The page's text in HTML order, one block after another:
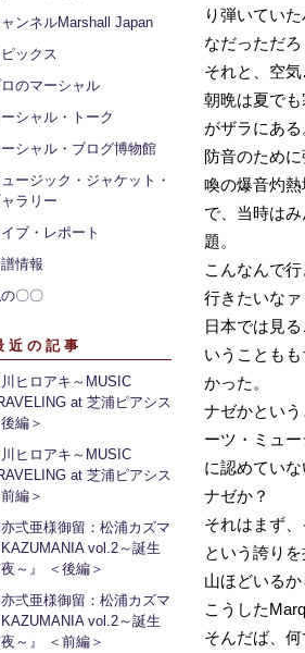
ンネルMarshall Japan
ピックス
のマーシャル
シャル・トーク
シャル・ブログ博物館
ュージック・ジャケット・
ラリー
ブ・レポート
情報
〇〇
近の記事
川ヒロアキ～MUSIC
at 芝浦ピアシス
後編＞
川ヒロアキ～MUSIC
at 芝浦ピアシス
前編＞
弍亜様御留：松浦カズマ
KAZUMANIA vol.2～誕生
～』 ＜後編＞
弍亜様御留：松浦カズマ
KAZUMANIA vol.2～誕生
～』 ＜前編＞
り弾いてい
なだっただ
それと、空
朝晩は夏で
がザラにあ
防音のため
喚の爆音灼
で、当時は
題。
こんなんで
行きたいな
日本では見
いうことも
かった。
ナゼかとい
ーツ・ミュ
に認めてい
ナゼか？
それはまず
という誇り
山ほどいる
こうした
そんだば、